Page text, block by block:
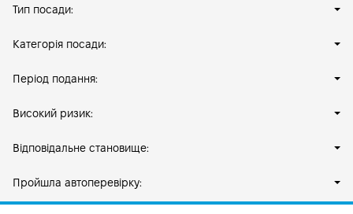
Тип посади:
Категорія посади:
Період подання:
Високий ризик:
Відповідальне становище:
Пройшла автоперевірку: